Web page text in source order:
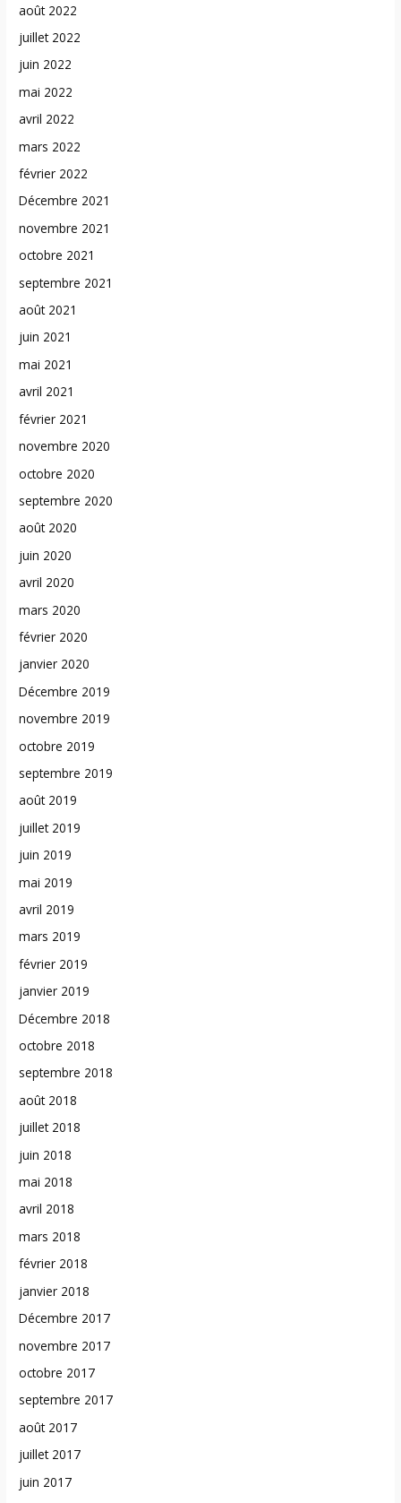
août 2022
juillet 2022
juin 2022
mai 2022
avril 2022
mars 2022
février 2022
Décembre 2021
novembre 2021
octobre 2021
septembre 2021
août 2021
juin 2021
mai 2021
avril 2021
février 2021
novembre 2020
octobre 2020
septembre 2020
août 2020
juin 2020
avril 2020
mars 2020
février 2020
janvier 2020
Décembre 2019
novembre 2019
octobre 2019
septembre 2019
août 2019
juillet 2019
juin 2019
mai 2019
avril 2019
mars 2019
février 2019
janvier 2019
Décembre 2018
octobre 2018
septembre 2018
août 2018
juillet 2018
juin 2018
mai 2018
avril 2018
mars 2018
février 2018
janvier 2018
Décembre 2017
novembre 2017
octobre 2017
septembre 2017
août 2017
juillet 2017
juin 2017